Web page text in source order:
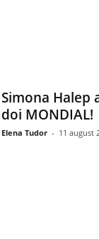
Simona Halep
doi MONDIAL!
Elena Tudor - 11 august